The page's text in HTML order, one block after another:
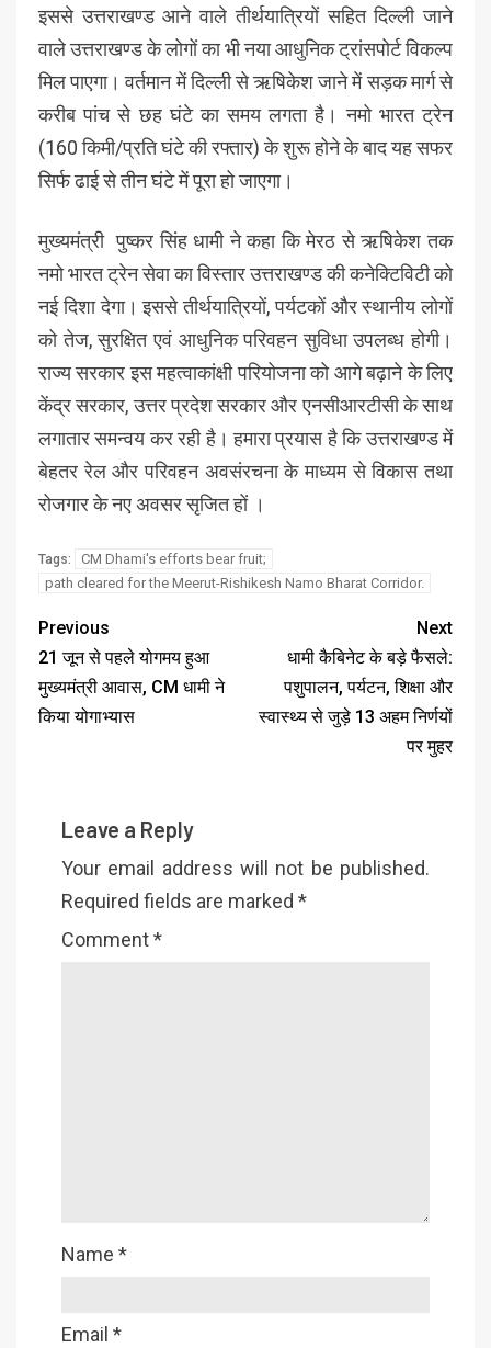
इससे उत्तराखण्ड आने वाले तीर्थयात्रियों सहित दिल्ली जाने
वाले उत्तराखण्ड के लोगों का भी नया आधुनिक ट्रांसपोर्ट विकल्प
मिल पाएगा। वर्तमान में दिल्ली से ऋषिकेश जाने में सड़क मार्ग से
करीब पांच से छह घंटे का समय लगता है। नमो भारत ट्रेन
(160 किमी/प्रति घंटे की रफ्तार) के शुरू होने के बाद यह सफर
सिर्फ ढाई से तीन घंटे में पूरा हो जाएगा।
मुख्यमंत्री पुष्कर सिंह धामी ने कहा कि मेरठ से ऋषिकेश तक
नमो भारत ट्रेन सेवा का विस्तार उत्तराखण्ड की कनेक्टिविटी को
नई दिशा देगा। इससे तीर्थयात्रियों, पर्यटकों और स्थानीय लोगों
को तेज, सुरक्षित एवं आधुनिक परिवहन सुविधा उपलब्ध होगी।
राज्य सरकार इस महत्वाकांक्षी परियोजना को आगे बढ़ाने के लिए
केंद्र सरकार, उत्तर प्रदेश सरकार और एनसीआरटीसी के साथ
लगातार समन्वय कर रही है। हमारा प्रयास है कि उत्तराखण्ड में
बेहतर रेल और परिवहन अवसंरचना के माध्यम से विकास तथा
रोजगार के नए अवसर सृजित हों ।
Tags:
CM Dhami's efforts bear fruit;
path cleared for the Meerut-Rishikesh Namo Bharat Corridor.
Previous
21 जून से पहले योगमय हुआ
मुख्यमंत्री आवास, CM धामी ने
किया योगाभ्यास
Next
धामी कैबिनेट के बड़े फैसले:
पशुपालन, पर्यटन, शिक्षा और
स्वास्थ्य से जुड़े 13 अहम निर्णयों
पर मुहर
Leave a Reply
Your email address will not be published.
Required fields are marked *
Comment*
Name *
Email *